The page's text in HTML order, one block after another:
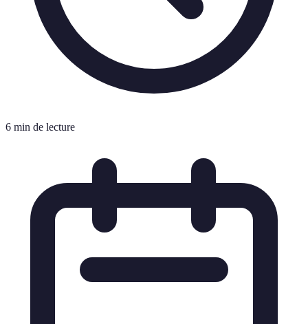
6 min de lecture